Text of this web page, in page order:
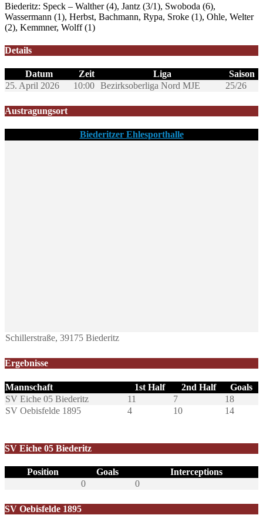
Biederitz: Speck – Walther (4), Jantz (3/1), Swoboda (6),
Wassermann (1), Herbst, Bachmann, Rypa, Sroke (1), Ohle, Welter
(2), Kemmner, Wolff (1)
Details
Datum Zeit Liga
Saison
25. April 2026
10:00 Bezirksoberliga Nord MJE 25/26
Austragungsort
Biederitzer Ehlesporthalle
Schillerstraße, 39175 Biederitz
Ergebnisse
Mannschaft 1st Half 2nd Half
Goals
SV Eiche 05 Biederitz
11 7
18
SV Oebisfelde 1895
4 10 14
SV Eiche 05 Biederitz
Position Goals
Interceptions
0
0
SV Oebisfelde 1895